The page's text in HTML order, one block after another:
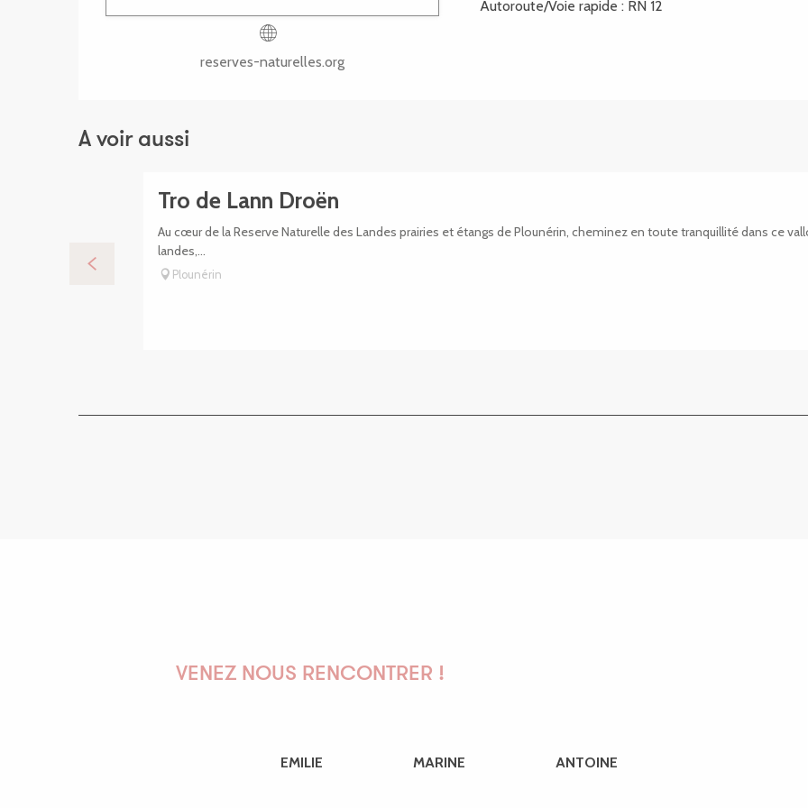
reserves-naturelles.org
Autoroute/Voie rapide : RN 12
A voir aussi
Tro de Lann Droën
Au cœur de la Reserve Naturelle des Landes prairies et étangs de Plounérin, cheminez en toute tranquillité dans ce
landes,...
Plounérin
VENEZ NOUS RENCONTRER !
EMILIE MARINE ANTOINE